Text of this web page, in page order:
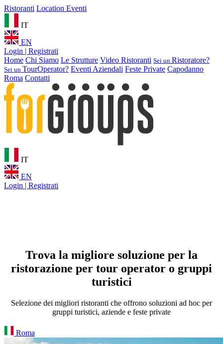
Ristoranti Location Eventi
IT
EN
Login | Registrati
Home Chi Siamo Le Strutture Video Ristoranti Sei un Ristoratore?
Sei un TourOperator? Eventi Aziendali Feste Private Capodanno
Roma Contatti
IT
EN
Login | Registrati
Trova la migliore soluzione per la
ristorazione per tour operator o gruppi
turistici
Selezione dei migliori ristoranti che offrono soluzioni ad hoc per
gruppi turistici, aziende e feste private
Roma